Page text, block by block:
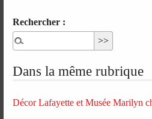
Rechercher :
Dans la même rubrique
Décor Lafayette et Musée Marilyn